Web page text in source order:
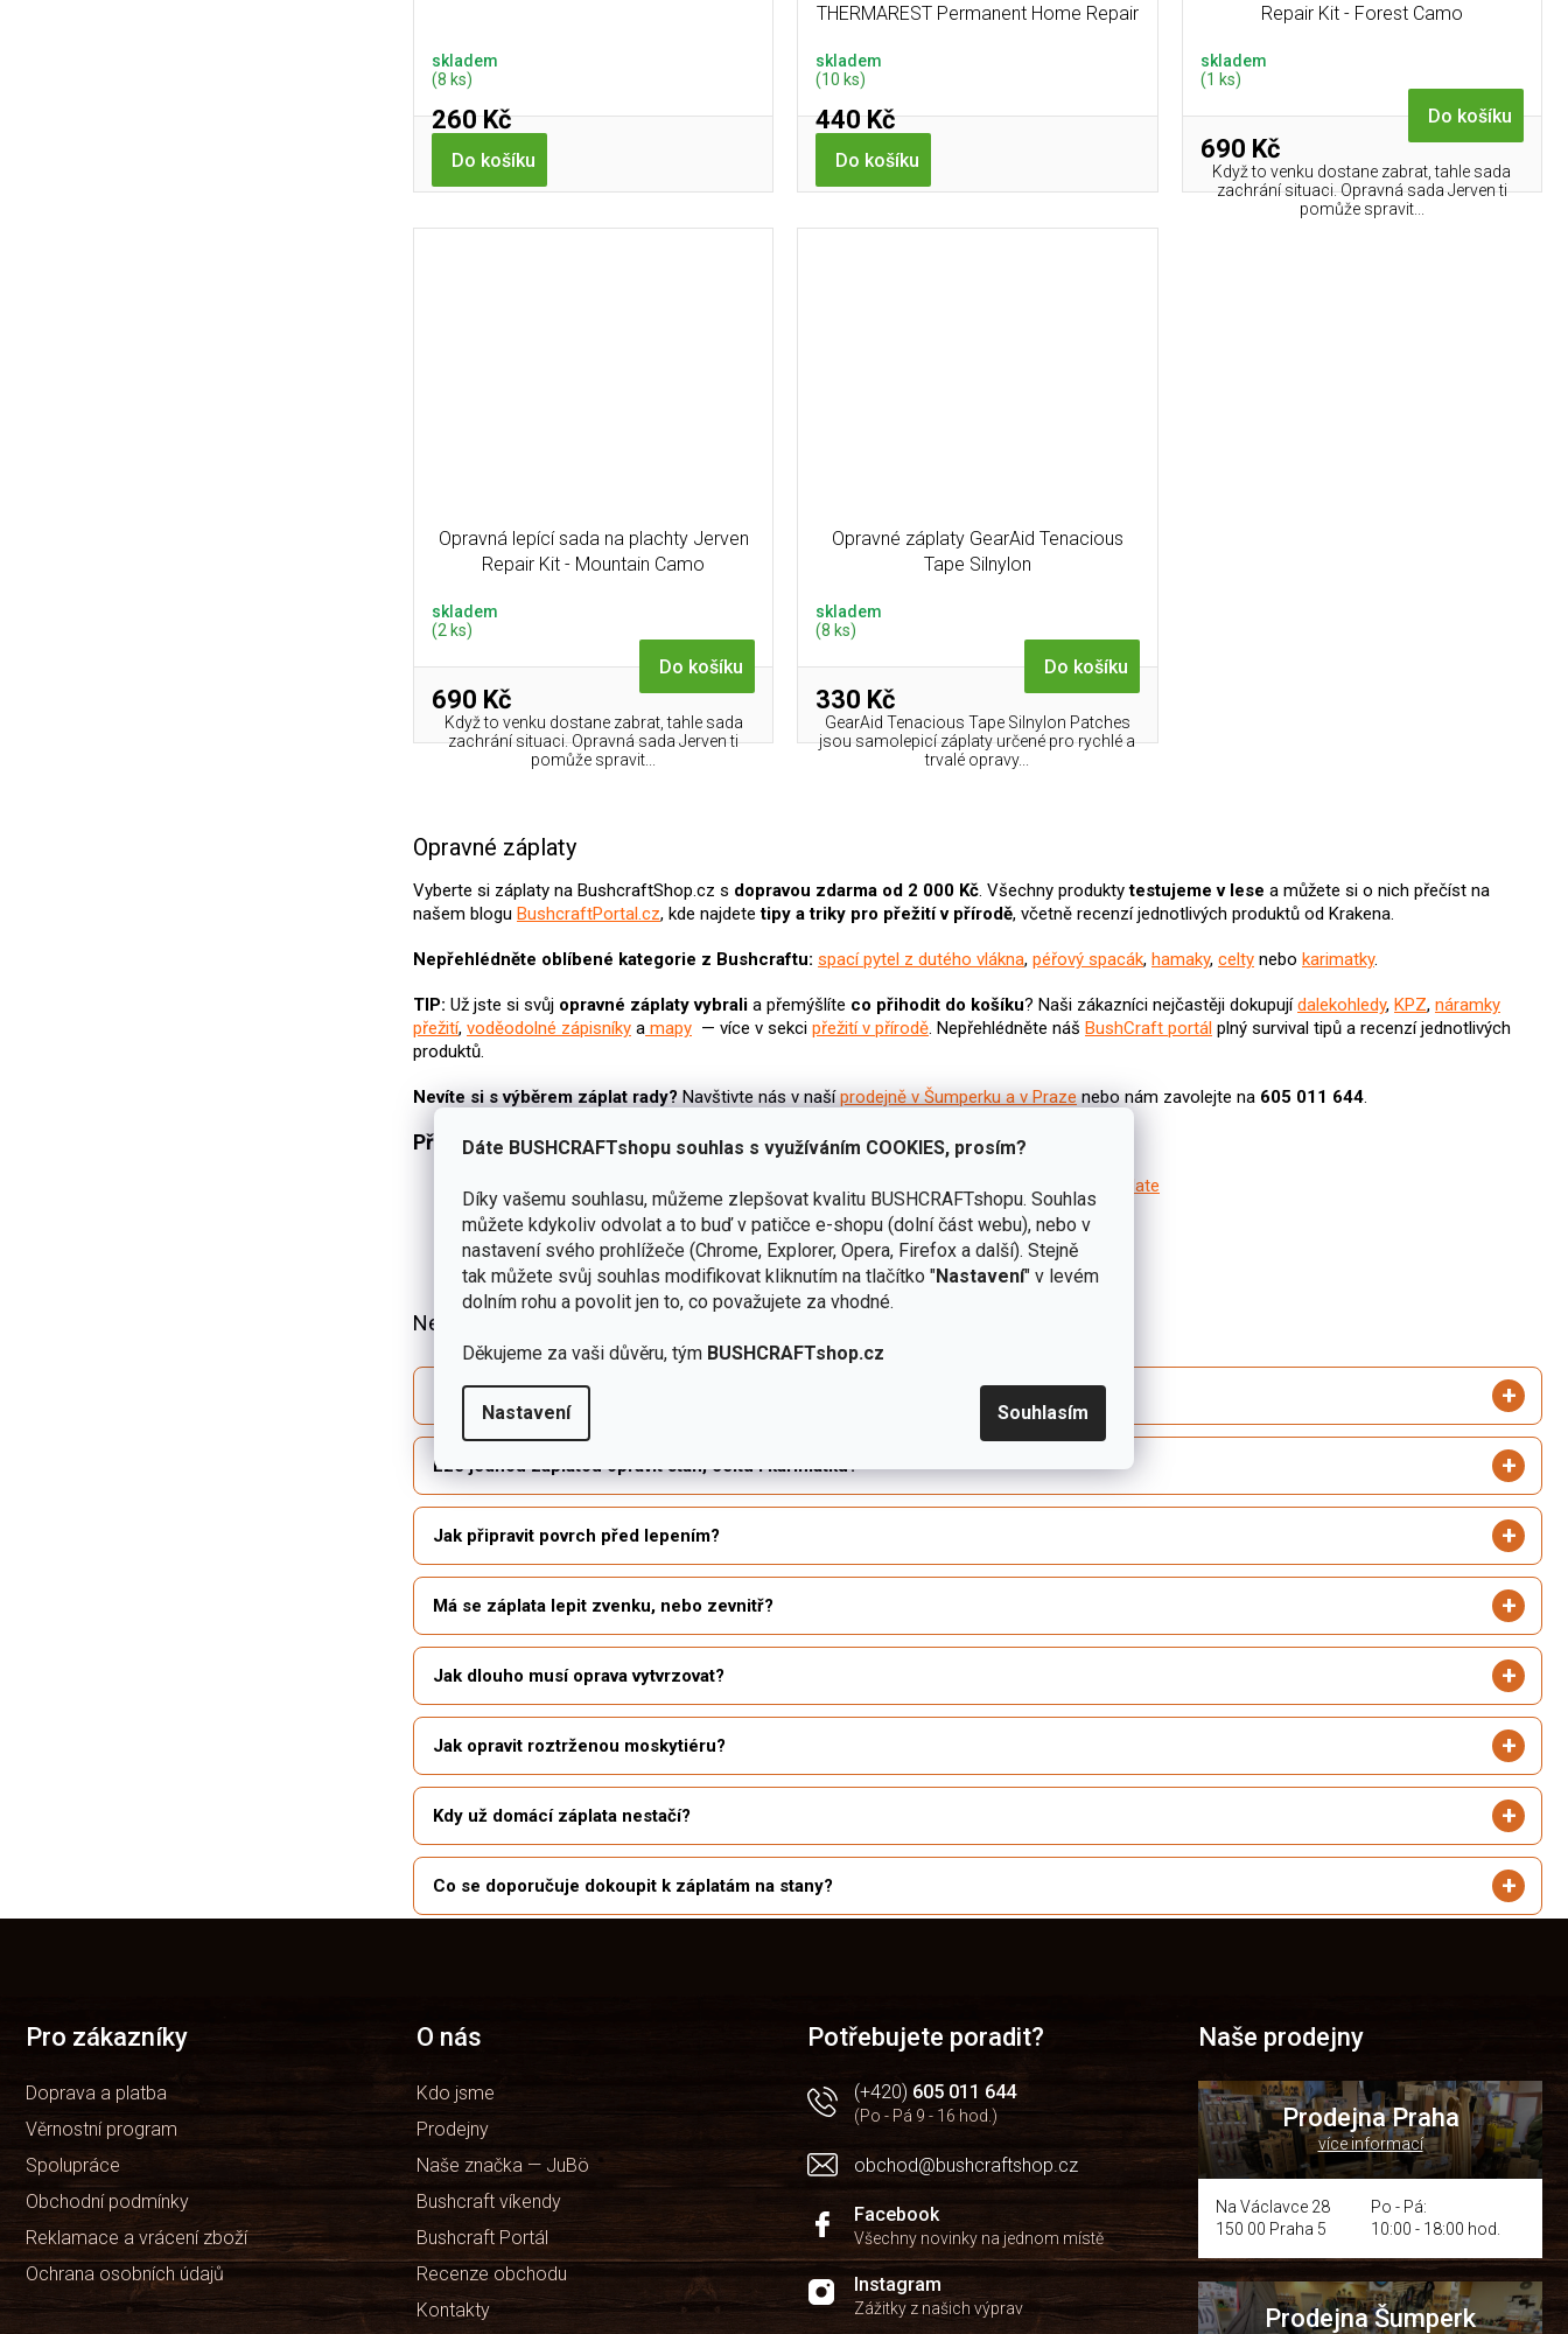
Dáte BUSHCRAFTshopu souhlas s využíváním COOKIES, prosím?
Díky vašemu souhlasu, můžeme zlepšovat kvalitu BUSHCRAFTshopu. Souhlas
můžete kdykoliv odvolat a to buď v patičce e-shopu (dolní část webu), nebo v
nastavení svého prohlížeče (Chrome, Explorer, Opera, Firefox a další). Stejně
tak můžete svůj souhlas modifikovat kliknutím na tlačítko "Nastavení" v levém
dolním rohu a povolit jen to, co považujete za vhodné.
Děkujeme za vaši důvěru, tým BUSHCRAFTshop.cz
Nastavení Souhlasím
skladem
(8 ks)
260 Kč
Do košíku
THERMAREST Permanent Home Repair
skladem
(10 ks)
440 Kč
Do košíku
Repair Kit - Forest Camo
skladem
(1 ks)
690 Kč
Do košíku
Když to venku dostane zabrat, tahle sada
zachrání situaci. Opravná sada Jerven ti
pomůže spravit...
Opravná lepící sada na plachty Jerven
Repair Kit - Mountain Camo
skladem
(2 ks)
690 Kč
Do košíku
Když to venku dostane zabrat, tahle sada
zachrání situaci. Opravná sada Jerven ti
pomůže spravit...
Opravné záplaty GearAid Tenacious
Tape Silnylon
skladem
(8 ks)
330 Kč
Do košíku
GearAid Tenacious Tape Silnylon Patches
jsou samolepicí záplaty určené pro rychlé a
trvalé opravy...
á
d
a
í
r
v
v
p
s
u
Opravné záplaty
Vyberte si záplaty na BushcraftShop.cz s dopravou zdarma od 2 000 Kč. Všechny produktytestujeme v lese a můžete si o nich přečíst na
našem blogu BushcraftPortal.cz, kde najdetetipy a triky pro přežití v přírodě, včetně recenzí jednotlivých produktů od Krakena.
Nepřehlédněte oblíbené kategorie z Bushcraftu: spací pytel z dutého vlákna, péřový spacák, hamaky, celty nebo karimatky.
TIP: Už jste si svůj opravné záplatyvybrali a přemýšlíte co přihodit do košíku? Naši zákazníci nejčastěji dokupujídalekohledy, KPZ, náramky
přežití, voděodolné zápisníky a mapy — více v sekci přežití v přírodě. Nepřehlédněte náš BushCraft portál plný survival tipů a recenzí jednotlivých
produktů.
Nevíte si s výběrem záplat rady?Navštivte nás v našíprodejně v Šumperku a v Prazenebo nám zavolejte na 605 011 644.
Přečtěte si vybrané recenze na potřeby pro spaní v přírodě:
Recenze na univerzální bivak / celta / pončo DOVREFJELL Fjellduk Passipussi 3M Thinsulate
Recenze na speciální bivaky Dovrefjell Fjellduk a Jerven Hunter
Recenze na nafukovací polštářek Klymit Pillow X Large
Recenze na samonafukovací karimatku Sea to Summit Camp Plus – 4 sezonní
Další recenze a tipy na potřeby pro spaní v přírodě najdete v našem blogu
Nejčastější dotazy k záplatám na stany
Jak vybrat správnou záplatu na stan?
Lze jednou záplatou opravit stan, celtu i karimatku?
Jak připravit povrch před lepením?
Má se záplata lepit zvenku, nebo zevnitř?
Jak dlouho musí oprava vytvrzovat?
Jak opravit roztrženou moskytiéru?
Kdy už domácí záplata nestačí?
Co se doporučuje dokoupit k záplatám na stany?
Pro zákazníky
Doprava a platba
Věrnostní program
Spolupráce
Obchodní podmínky
Reklamace a vrácení zboží
Ochrana osobních údajů
O nás
Kdo jsme
Prodejny
Naše značka — JuBö
Bushcraft víkendy
Bushcraft Portál
Recenze obchodu
Kontakty
Potřebujete poradit?
(+420) 605 011 644
(Po - Pá 9 - 16 hod.)
obchod@bushcraftshop.cz
Facebook
Všechny novinky na jednom místě
Instagram
Zážitky z našich výprav
Naše prodejny
Prodejna Praha
více informací
Na Václavce 28
150 00 Praha 5
Po - Pá:
10:00 - 18:00 hod.
Prodejna Šumperk